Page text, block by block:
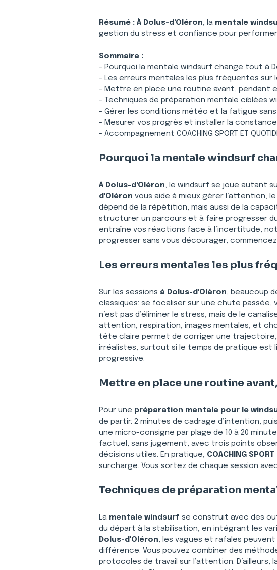
Résumé : À Dolus-d'Oléron, la mentale
gestion du stress et confiance pour performer
Sommaire :
- Pourquoi la mentale windsurf change tout à
- Les erreurs mentales les plus fréquentes sur
- Mettre en place une routine avant, pendant
- Techniques de préparation mentale ciblées
- Gérer les conditions météo et la fatigue sans
- Mesurer vos progrès et installer la constance
- Accompagnement COACHING SPORT ET
Pourquoi la mentale windsurf
À Dolus-d'Oléron, le windsurf se joue autant
d'Oléron vous aide à mieux gérer l’attention,
dépend de la répétition, mais aussi de la
structurer un parcours et à faire progresser
entraîne vos réactions face à l’incertitude,
progresser sans vous décourager,
Les erreurs mentales les plus
Sur les sessions à Dolus-d'Oléron, beaucoup
classiques: se focaliser sur une chute
n’est pas d’éliminer le stress, mais de le
attention, respiration, images mentales, et
tête claire permet de corriger une trajectoire,
irréalistes, surtout si le temps de pratique est
progressive.
Mettre en place une routine
Pour une préparation mentale pour le
de partir: 2 minutes de cadrage d’intention,
une micro-consigne par plage de 10 à 20
factuel, sans jugement, avec trois points
décisions utiles. En pratique, COACHING SPORT
surcharge. Vous sortez de chaque session
Techniques de préparation
La mentale windsurf se construit avec des
du départ à la stabilisation, en intégrant les
Dolus-d'Oléron, les vagues et rafales
différence. Vous pouvez combiner des
protocoles de travail sur l’attention.